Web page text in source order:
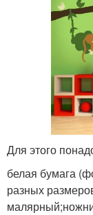
Для этого
белая бумага
разных